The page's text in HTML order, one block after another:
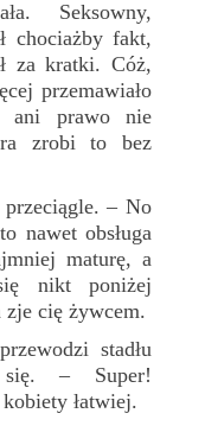
Seksowny,
chociażby fakt,
za kratki. Cóż,
przemawiało
ani prawo nie
zrobi to bez
przeciągle. – No
nawet obsługa
maturę, a
nikt poniżej
zje cię żywcem.
stadłu
się. – Super!
łatwiej.